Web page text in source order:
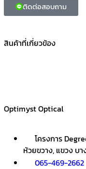
ติดต่อสอบถาม
สินค้าที่เกี่ยวข้อง
Optimyst Optical
โครงการ
ห้วยขวาง, แขวง บ
065-469-2662